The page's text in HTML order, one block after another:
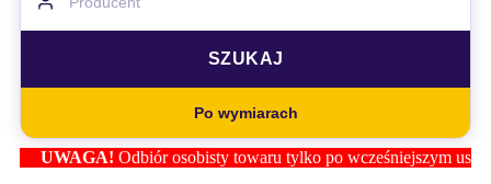
Po wymiarach
UWAGA!Odbiór osobisty towaru tylko po wcześniejszym